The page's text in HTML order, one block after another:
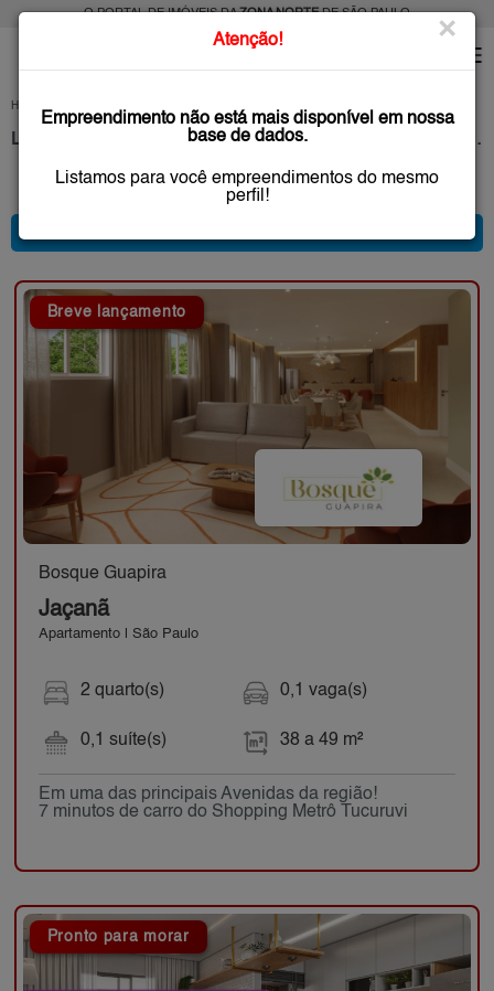
O PORTAL DE IMÓVEIS DAZONA NORTEDE SÃO PAULO
HOME
Lançamentos de Apartamentos na Planta, São Paulo, Zona Norte, SP
33 anúncio(s) encontrado(s)
Breve lançamento
Bosque Guapira
Jaçanã
Apartamento | São Paulo
2 quarto(s)
0,1 suíte(s)
0,1 vaga(s)
38 a 49 m²
Em uma das principais Avenidas da região!
7 minutos de carro do Shopping Metrô Tucuruvi
Pronto para morar
Atenção! ×
Empreendimento não está mais disponível em nossa
base de dados.
Listamos para você empreendimentos do mesmo
perfil!